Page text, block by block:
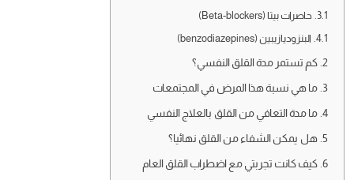
حاصرات بيتا (Beta-blockers)
البنزوديازيبين (benzodiazepines)
كم تستمر مدة القلق النفسي؟
ما هي نسبة هذا المرض في المجتمعات
ما مدة التعافي من القلق بالعلاج النفسي
هل يمكن الشفاء من القلق نهائيا؟
كيف كانت تجربتي مع اضطراب القلق العام